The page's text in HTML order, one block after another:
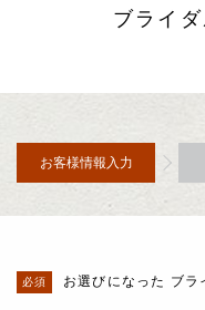
ブライ
お客様情報入力
お選びになった ブラ